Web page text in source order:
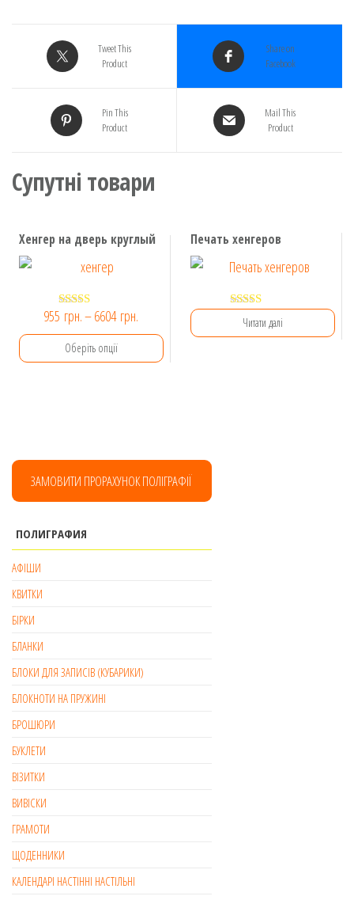
Tweet This
Product
Share on
Facebook
Pin This
Product
Mail This
Product
Супутні товари
Хенгер на дверь круглый
Оцінено в
955 грн.–6604 грн.
цін:
від
Оберіть опції
варіантів.
Печать хенгеров
Оцінено в
5.00
з 5
Читати далі
ЗАМОВИТИ ПРОРАХУНОК ПОЛІГРАФІЇ
ПОЛИГРАФИЯ
АФІШИ
КВИТКИ
БІРКИ
БЛАНКИ
БЛОКИ ДЛЯ ЗАПИСІВ (КУБАРИКИ)
БЛОКНОТИ НА ПРУЖИНІ
БРОШЮРИ
БУКЛЕТИ
ВІЗИТКИ
ВИВІСКИ
ГРАМОТИ
ЩОДЕННИКИ
КАЛЕНДАРІ НАСТІННІ НАСТІЛЬНІ